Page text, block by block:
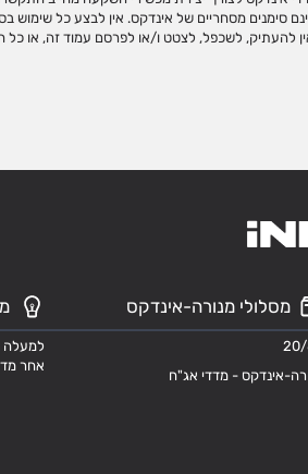
מסלולי מנורה-אינדקס
אינדקס - מדדי אג"ח
אחר